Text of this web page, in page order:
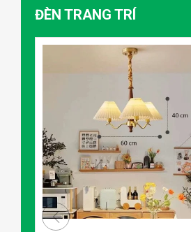
ĐÈN TRANG TRÍ